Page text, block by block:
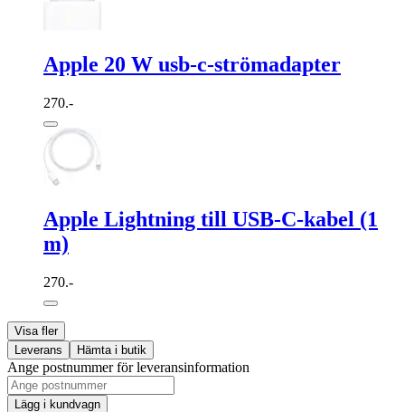
Apple 20 W usb-c-strömadapter
270.-
Apple Lightning till USB-C-kabel (1
m)
270.-
Visa fler
Leverans
Hämta i butik
Ange postnummer för leveransinformation
Lägg i kundvagn